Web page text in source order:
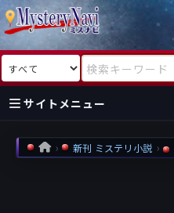
検索対象 検索キーワード
サイトメニュー
国内
作家
海外
作家
HOME 新刊 ミステリ小説